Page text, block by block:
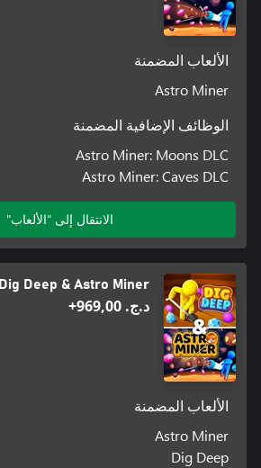
الألعاب المضمنة
Astro Miner
الوظائف الإضافية المضمنة
Astro Miner: Moons DLC
Astro Miner: Caves DLC
الانتقال إلى "الألعاب"
Dig Deep & Astro Miner
د.ج.‏ 969,00+
الألعاب المضمنة
Astro Miner
Dig Deep